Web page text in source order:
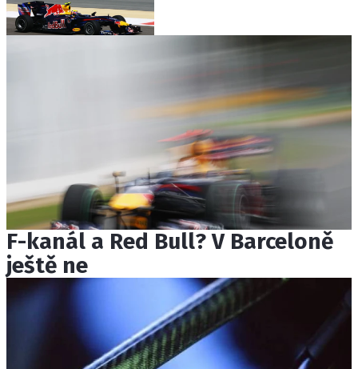
F-kanál a Red Bull? V Barceloně
ještě ne